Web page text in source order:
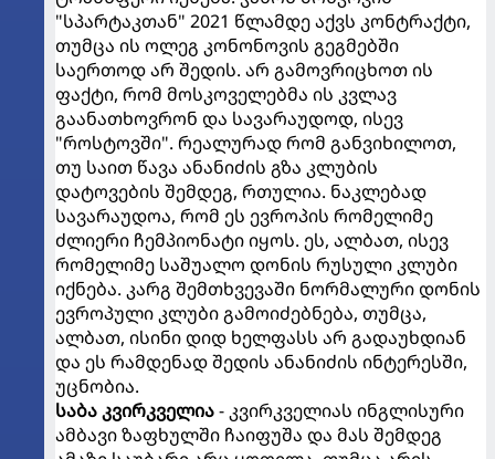
"სპარტაკთან" 2021 წლამდე აქვს კონტრაქტი,
თუმცა ის ოლეგ კონონოვის გეგმებში
საერთოდ არ შედის. არ გამოვრიცხოთ ის
ფაქტი, რომ მოსკოველებმა ის კვლავ
გაანათხოვრონ და სავარაუდოდ, ისევ
"როსტოვში". რეალურად რომ განვიხილოთ,
თუ საით წავა ანანიძის გზა კლუბის
დატოვების შემდეგ, რთულია. ნაკლებად
სავარაუდოა, რომ ეს ევროპის რომელიმე
ძლიერი ჩემპიონატი იყოს. ეს, ალბათ, ისევ
რომელიმე საშუალო დონის რუსული კლუბი
იქნება. კარგ შემთხვევაში ნორმალური დონის
ევროპული კლუბი გამოიძებნება, თუმცა,
ალბათ, ისინი დიდ ხელფასს არ გადაუხდიან
და ეს რამდენად შედის ანანიძის ინტერესში,
უცნობია.
საბა კვირკველია- კვირკველიას ინგლისური
ამბავი ზაფხულში ჩაიფუშა და მას შემდეგ